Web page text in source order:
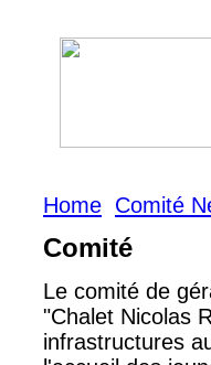
Home Comité
Comité
Le comité de
"Chalet Nicolas
infrastructures